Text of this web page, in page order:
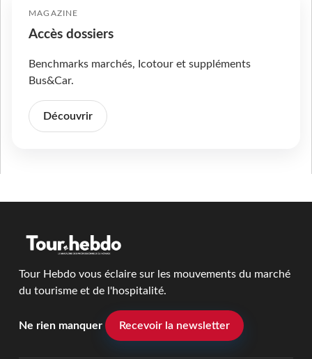
MAGAZINE
Accès dossiers
Benchmarks marchés, Icotour et suppléments
Bus&Car.
Découvrir
Tour Hebdo vous éclaire sur les mouvements du marché
du tourisme et de l'hospitalité.
Ne rien manquer Recevoir la newsletter